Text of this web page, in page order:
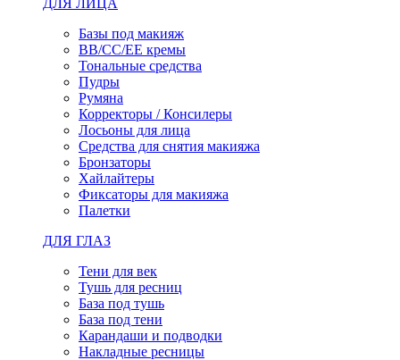
ДЛЯ ЛИЦА
Базы под макияж
BB/CC/EE кремы
Тональные средства
Пудры
Румяна
Корректоры / Консилеры
Лосьоны для лица
Средства для снятия макияжа
Бронзаторы
Хайлайтеры
Фиксаторы для макияжа
Палетки
ДЛЯ ГЛАЗ
Тени для век
Тушь для ресниц
База под тушь
База под тени
Карандаши и подводки
Накладные ресницы